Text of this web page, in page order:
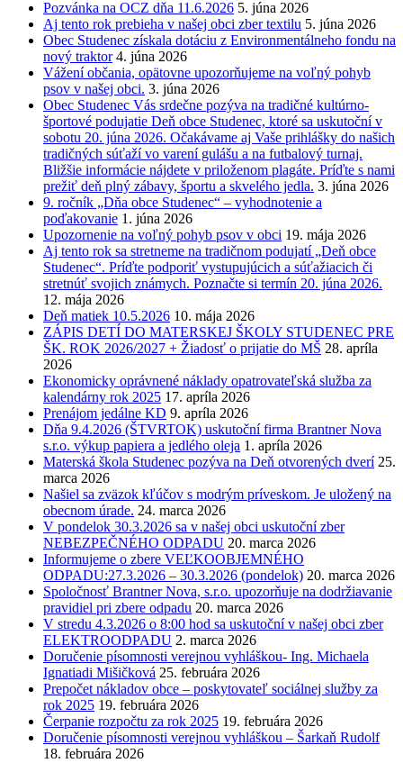
Pozvánka na OCZ dňa 11.6.2026 5. júna 2026
Aj tento rok prebieha v našej obci zber textilu 5. júna 2026
Obec Studenec získala dotáciu z Environmentálneho fondu na
nový traktor 4. júna 2026
Vážení občania, opätovne upozorňujeme na voľný pohyb
psov v našej obci. 3. júna 2026
Obec Studenec Vás srdečne pozýva na tradičné kultúrno-
športové podujatie Deň obce Studenec, ktoré sa uskutoční v
sobotu 20. júna 2026. Očakávame aj Vaše prihlášky do našich
tradičných súťaží vo varení gulášu a na futbalový turnaj.
Bližšie informácie nájdete v priloženom plagáte. Príďte s nami
prežiť deň plný zábavy, športu a skvelého jedla. 3. júna 2026
9. ročník „Dňa obce Studenec“ – vyhodnotenie a
poďakovanie 1. júna 2026
Upozornenie na voľný pohyb psov v obci 19. mája 2026
Aj tento rok sa stretneme na tradičnom podujatí „Deň obce
Studenec“. Príďte podporiť vystupujúcich a súťažiacich či
stretnúť svojich známych. Poznačte si termín 20. júna 2026.
12. mája 2026
Deň matiek 10.5.2026 10. mája 2026
ZÁPIS DETÍ DO MATERSKEJ ŠKOLY STUDENEC PRE
ŠK. ROK 2026/2027 + Žiadosť o prijatie do MŠ 28. apríla
2026
Ekonomicky oprávnené náklady opatrovateľská služba za
kalendárny rok 2025 17. apríla 2026
Prenájom jedálne KD 9. apríla 2026
Dňa 9.4.2026 (ŠTVRTOK) uskutoční firma Brantner Nova
s.r.o. výkup papiera a jedlého oleja 1. apríla 2026
Materská škola Studenec pozýva na Deň otvorených dverí 25.
marca 2026
Našiel sa zväzok kľúčov s modrým príveskom. Je uložený na
obecnom úrade. 24. marca 2026
V pondelok 30.3.2026 sa v našej obci uskutoční zber
NEBEZPEČNÉHO ODPADU 20. marca 2026
Informujeme o zbere VEĽKOOBJEMNÉHO
ODPADU:27.3.2026 – 30.3.2026 (pondelok) 20. marca 2026
Spoločnosť Brantner Nova, s.r.o. upozorňuje na dodržiavanie
pravidiel pri zbere odpadu 20. marca 2026
V stredu 4.3.2026 o 8:00 hod sa uskutoční v našej obci zber
ELEKTROODPADU 2. marca 2026
Doručenie písomnosti verejnou vyhláškou- Ing. Michaela
Ignatiadi Mišičková 25. februára 2026
Prepočet nákladov obce – poskytovateľ sociálnej služby za
rok 2025 19. februára 2026
Čerpanie rozpočtu za rok 2025 19. februára 2026
Doručenie písomnosti verejnou vyhláškou – Šarkaň Rudolf
18. februára 2026